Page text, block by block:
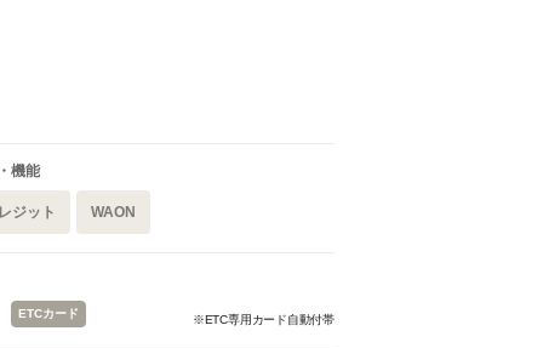
機能
ジット WAON
ETCカード ※ETC専用カード自動付帯